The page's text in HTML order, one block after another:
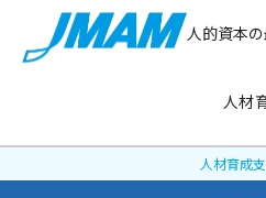
人的資本
人材
人材育成